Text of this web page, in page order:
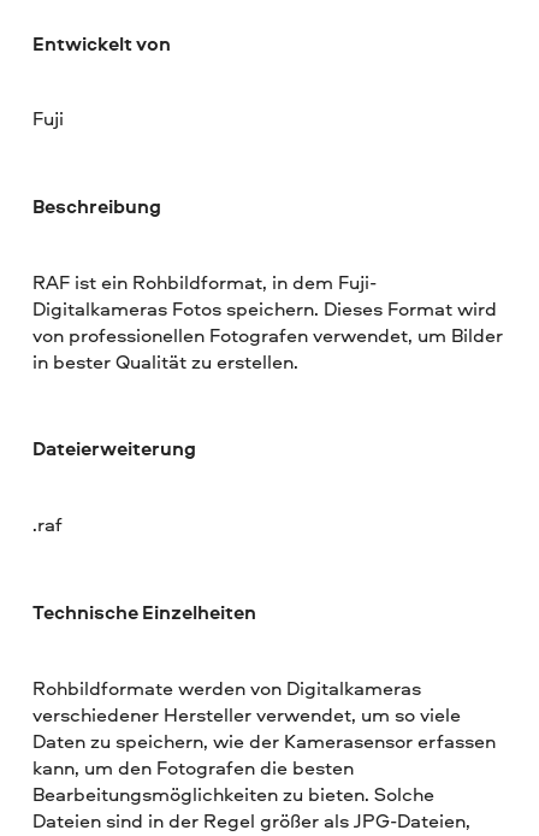
Entwickelt von
Fuji
Beschreibung
RAF ist ein Rohbildformat, in dem Fuji-
Digitalkameras Fotos speichern. Dieses Format wird
von professionellen Fotografen verwendet, um Bilder
in bester Qualität zu erstellen.
Dateierweiterung
.raf
Technische Einzelheiten
Rohbildformate werden von Digitalkameras
verschiedener Hersteller verwendet, um so viele
Daten zu speichern, wie der Kamerasensor erfassen
kann, um den Fotografen die besten
Bearbeitungsmöglichkeiten zu bieten. Solche
Dateien sind in der Regel größer als JPG-Dateien,